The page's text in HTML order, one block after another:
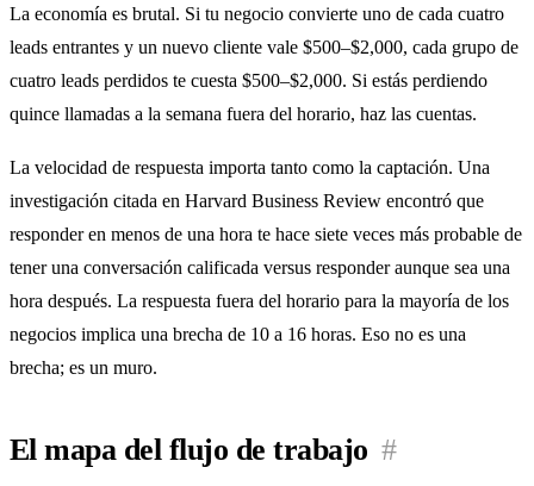
La economía es brutal. Si tu negocio convierte uno de cada cuatro
leads entrantes y un nuevo cliente vale $500–$2,000, cada grupo de
cuatro leads perdidos te cuesta $500–$2,000. Si estás perdiendo
quince llamadas a la semana fuera del horario, haz las cuentas.
La velocidad de respuesta importa tanto como la captación. Una
investigación citada en Harvard Business Review encontró que
responder en menos de una hora te hace siete veces más probable de
tener una conversación calificada versus responder aunque sea una
hora después. La respuesta fuera del horario para la mayoría de los
negocios implica una brecha de 10 a 16 horas. Eso no es una
brecha; es un muro.
El mapa del flujo de trabajo #